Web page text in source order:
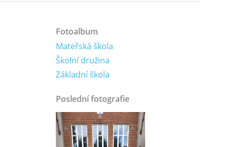
Fotoalbum
Mateřská škola
Školní družina
Základní škola
Poslední fotografie